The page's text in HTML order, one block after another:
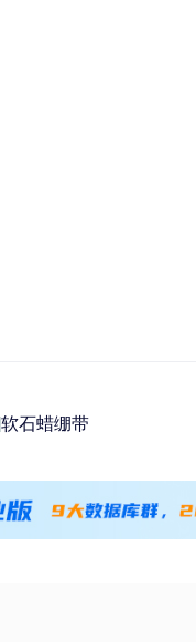
软石蜡绷带